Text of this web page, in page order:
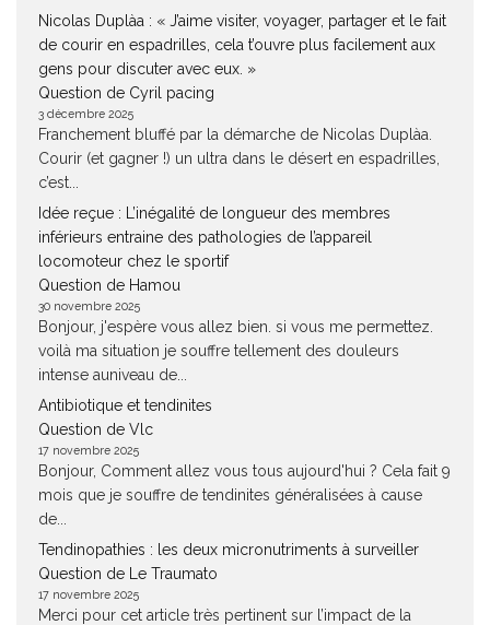
Nicolas Duplàa : « J’aime visiter, voyager, partager et le fait
de courir en espadrilles, cela t’ouvre plus facilement aux
gens pour discuter avec eux. »
Question de Cyril pacing
3 décembre 2025
Franchement bluffé par la démarche de Nicolas Duplàa.
Courir (et gagner !) un ultra dans le désert en espadrilles,
c’est...
Idée reçue : L’inégalité de longueur des membres
inférieurs entraine des pathologies de l’appareil
locomoteur chez le sportif
Question de Hamou
30 novembre 2025
Bonjour, j'espère vous allez bien. si vous me permettez.
voilà ma situation je souffre tellement des douleurs
intense auniveau de...
Antibiotique et tendinites
Question de Vlc
17 novembre 2025
Bonjour, Comment allez vous tous aujourd'hui ? Cela fait 9
mois que je souffre de tendinites généralisées à cause
de...
Tendinopathies : les deux micronutriments à surveiller
Question de Le Traumato
17 novembre 2025
Merci pour cet article très pertinent sur l’impact de la